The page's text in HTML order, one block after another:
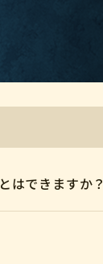
はできますか？